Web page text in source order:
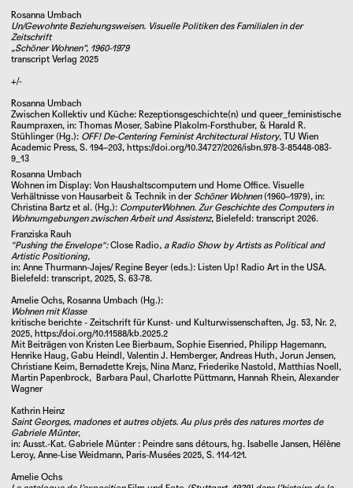
Alana Wilhelm
Studentische Mitarbeiterin
Rosanna Umbach
Un/Gewohnte Beziehungsweisen. Visuelle Politiken des Familialen in der
Zeitschrift
„Schöner Wohnen“, 1960-1979
transcript Verlag 2025
+/-
Rosanna Umbach
Zwischen Kollektiv und Küche: Rezeptionsgeschichte(n) und queer_feministische
Raumpraxen, in: Thomas Moser, Sabine Plakolm-Forsthuber, & Harald R.
Stühlinger (Hg.): OFF! De-Centering Feminist Architectural History, TU Wien
Academic Press, S. 194–203, https://doi.org/10.34727/2026/isbn.978-3-85448-083-
9_13
Rosanna Umbach
Wohnen im Display: Von Haushaltscomputern und Home Office. Visuelle
Verhältnisse von Hausarbeit & Technik in der Schöner Wohnen(1960–1979), in:
Christina Bartz et al. (Hg.): ComputerWohnen. Zur Geschichte des Computers in
Wohnumgebungen zwischen Arbeit und Assistenz, Bielefeld: transcript 2026.
Franziska Rauh
"Pushing the Envelope":Close Radio, a Radio Show by Artists as Political and
Artistic Positioning,
in: Anne Thurmann-Jajes/ Regine Beyer (eds.): Listen Up! Radio Art in the USA.
Bielefeld: transcript, 2025, S. 63-78.
Amelie Ochs, Rosanna Umbach (Hg.):
Wohnen mit Klasse
kritische berichte - Zeitschrift für Kunst- und Kulturwissenschaften, Jg. 53, Nr. 2,
2025, https://doi.org/10.11588/kb.2025.2
Mit Beiträgen von Kristen Lee Bierbaum, Sophie Eisenried, Philipp Hagemann,
Henrike Haug, Gabu Heindl, Valentin J. Hemberger, Andreas Huth, Jorun Jensen,
Christiane Keim, Bernadette Krejs, Nina Manz, Friederike Nastold, Matthias Noell,
Martin Papenbrock, Barbara Paul, Charlotte Püttmann, Hannah Rhein, Alexander
Wagner
Kathrin Heinz
Saint Georges, madones et autres objets. Au plus près des natures mortes de
Gabriele Münter,
in: Ausst.-Kat. Gabriele Münter : Peindre sans détours, hg. Isabelle Jansen, Hélène
Leroy, Anne-Lise Weidmann, Paris-Musées 2025, S. 114-121.
Amelie Ochs